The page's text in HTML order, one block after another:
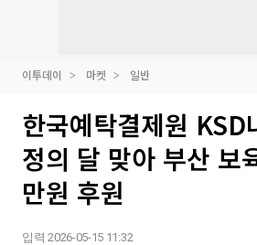
이투데이 마켓 일반
한국예탁결제원 KSD
정의 달 맞아 부산 보
만원 후원
입력 2026-05-15 11:32